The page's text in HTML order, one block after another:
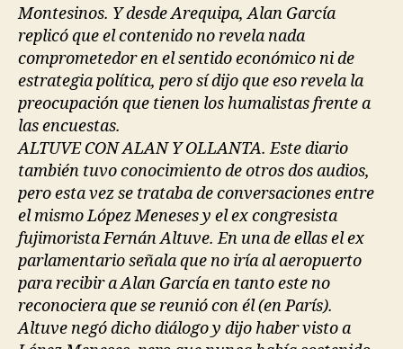
Montesinos. Y desde Arequipa, Alan García
replicó que el contenido no revela nada
comprometedor en el sentido económico ni de
estrategia política, pero sí dijo que eso revela la
preocupación que tienen los humalistas frente a
las encuestas.
ALTUVE CON ALAN Y OLLANTA. Este diario
también tuvo conocimiento de otros dos audios,
pero esta vez se trataba de conversaciones entre
el mismo López Meneses y el ex congresista
fujimorista Fernán Altuve. En una de ellas el ex
parlamentario señala que no iría al aeropuerto
para recibir a Alan García en tanto este no
reconociera que se reunió con él (en París).
Altuve negó dicho diálogo y dijo haber visto a